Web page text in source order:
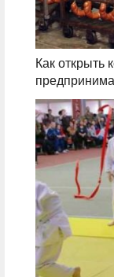
Как открыть